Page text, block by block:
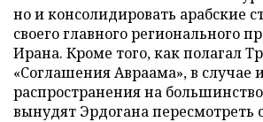
но и консолидировать арабские
своего главного регионального
Ирана. Кроме того, как полагал
«Соглашения Авраама», в случае
распространения на
вынудят Эрдогана пересмотреть